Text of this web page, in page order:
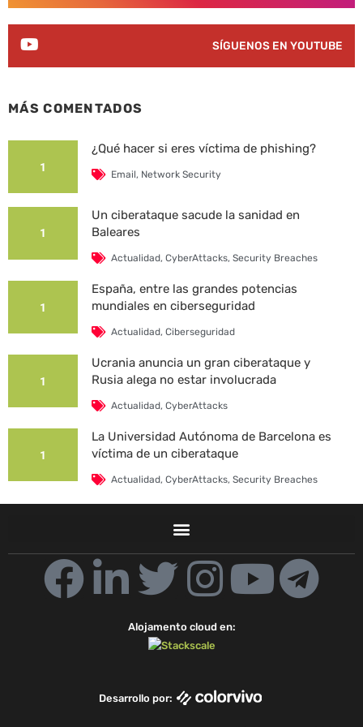
SÍGUENOS EN YOUTUBE
MÁS COMENTADOS
1
¿Qué hacer si eres víctima de phishing?
Email, Network Security
1
Un ciberataque sacude la sanidad en
Baleares
Actualidad, CyberAttacks, Security Breaches
1
España, entre las grandes potencias
mundiales en ciberseguridad
Actualidad, Ciberseguridad
1
Ucrania anuncia un gran ciberataque y
Rusia alega no estar involucrada
Actualidad, CyberAttacks
1
La Universidad Autónoma de Barcelona es
víctima de un ciberataque
Actualidad, CyberAttacks, Security Breaches
F
a
L
k
T
w
i
t
I
n
s
t
Y
t
T
e
Alojamento cloud en:
Desarrollo por: